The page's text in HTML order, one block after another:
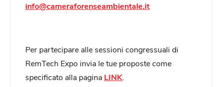
info@cameraforenseambientale.it
Per partecipare alle sessioni congressuali di
RemTech Expo invia le tue proposte come
specificato alla pagina LINK.